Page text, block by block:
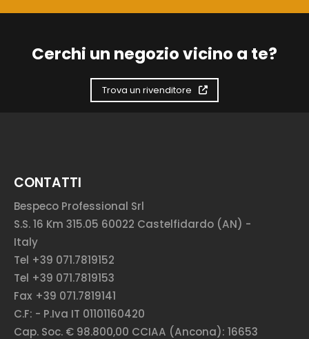
Cerchi un negozio vicino a te?
Trova un rivenditore
CONTATTI
Bespeco Professional Srl
S.S. 16 Km 315.05 60022 Castelfidardo (AN) -
Italy
Tel +39 071.7819152
Tel +39 071.7819153
Fax +39 071.7819141
C.F: - P.Iva IT 01101160420
Cap. Soc. € 98.800,00 CCIAA (Ancona): 16653